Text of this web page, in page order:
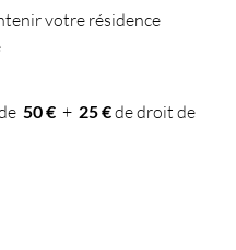
votre résidence
50 € + 25 €de droit de